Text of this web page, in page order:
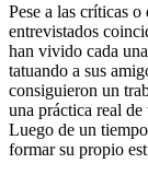
Pese a las críticas
entrevistados
han vivido cada
tatuando a sus
consiguieron un
una práctica real
Luego de un
formar su propio